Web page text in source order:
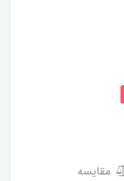
مقایسه